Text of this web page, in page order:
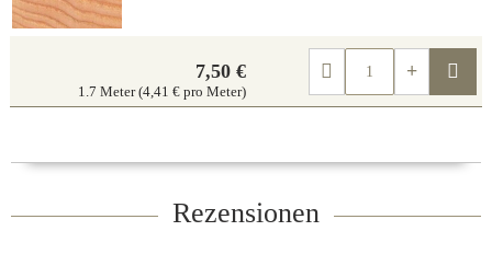
7,50 €
1.7 Meter (4,41 € pro Meter)
Rezensionen